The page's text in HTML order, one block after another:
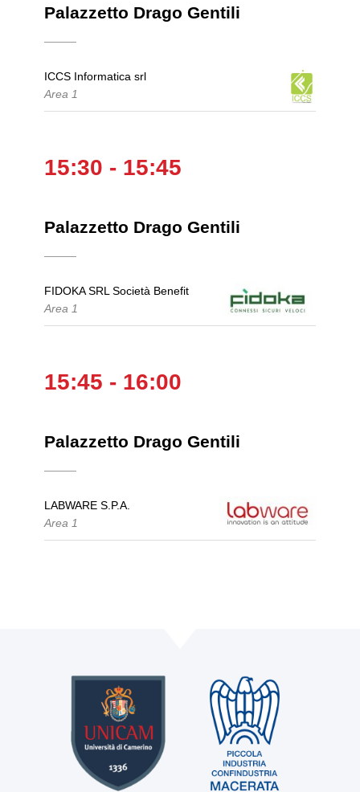
Palazzetto Drago Gentili
ICCS Informatica srl
Area 1
15:30 - 15:45
Palazzetto Drago Gentili
FIDOKA SRL Società Benefit
Area 1
15:45 - 16:00
Palazzetto Drago Gentili
LABWARE S.P.A.
Area 1